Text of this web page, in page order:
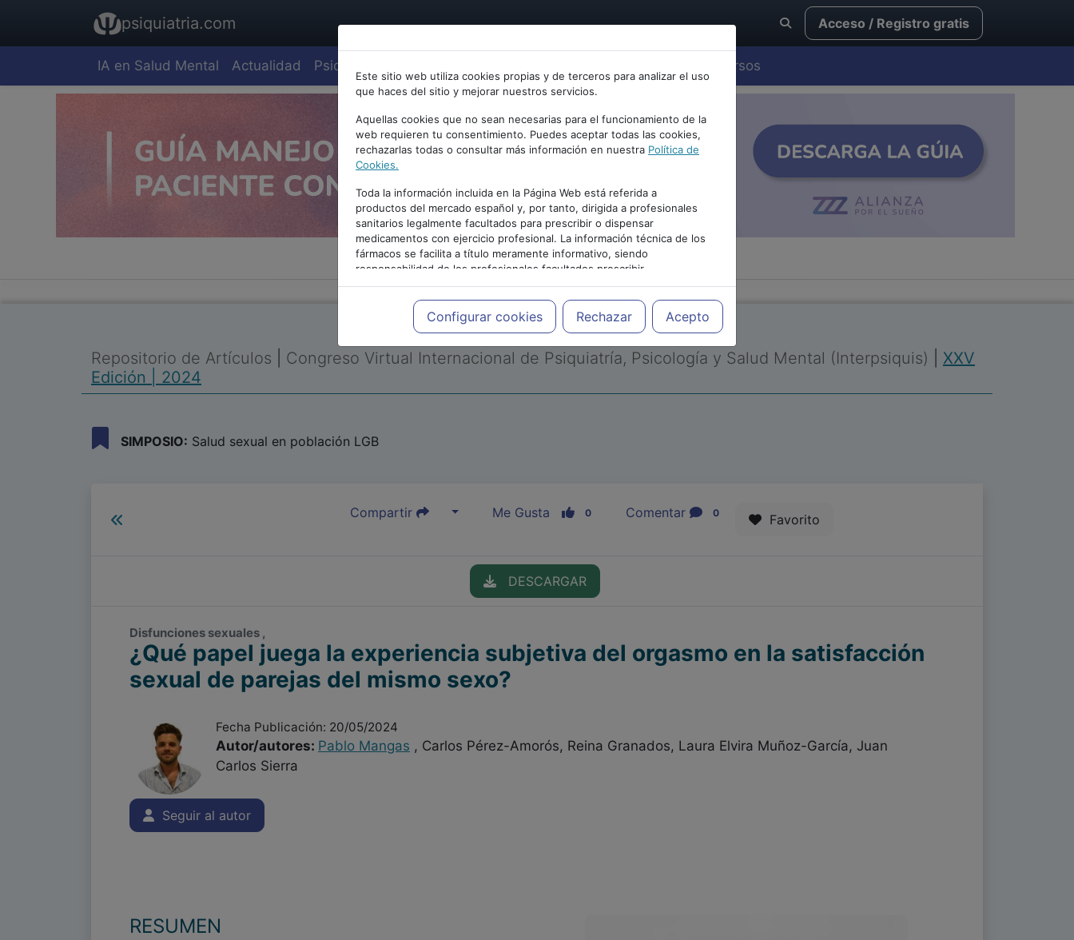
psiquiatria.com Acceso / Registro gratis
IA en Salud Mental Actualidad Psiquiatría Cursos
Este sitio web utiliza cookies propias y de terceros para analizar el uso
que haces del sitio y mejorar nuestros servicios.
Aquellas cookies que no sean necesarias para el funcionamiento de la
web requieren tu consentimiento. Puedes aceptar todas las cookies,
rechazarlas todas o consultar más información en nuestra Política de
Cookies.
Toda la información incluida en la Página Web está referida a
productos del mercado español y, por tanto, dirigida a profesionales
sanitarios legalmente facultados para prescribir o dispensar
medicamentos con ejercicio profesional. La información técnica de los
fármacos se facilita a título meramente informativo, siendo
responsabilidad de los profesionales facultados prescribir
medicamentos y decidir, en cada caso concreto, el tratamiento más
adecuado a las necesidades del paciente.
Configurar cookies Rechazar Acepto
PUBLICIDAD
Repositorio de Artículos Congreso Virtual Internacional de Psiquiatría, Psicología y Salud Mental (Interpsiquis)
XXV
Edición | 2024
SIMPOSIO: Salud sexual en población LGB
Compartir Me Gusta 0 Comentar 0 Favorito
DESCARGAR
Disfunciones sexuales ,
¿Qué papel juega la experiencia subjetiva del orgasmo en la satisfacción
sexual de parejas del mismo sexo?
Fecha Publicación: 20/05/2024
Autor/autores: Pablo Mangas , Carlos Pérez-Amorós, Reina Granados, Laura Elvira Muñoz-García, Juan
Carlos Sierra
Seguir al autor
RESUMEN